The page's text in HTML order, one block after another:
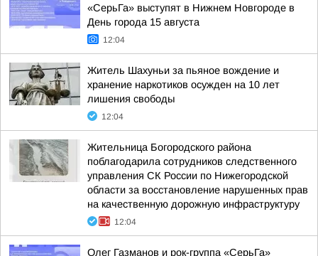
«СерьГа» выступят в Нижнем Новгороде в
День города 15 августа
12:04
Житель Шахуньи за пьяное вождение и
хранение наркотиков осужден на 10 лет
лишения свободы
12:04
Жительница Богородского района
поблагодарила сотрудников следственного
управления СК России по Нижегородской
области за восстановление нарушенных прав
на качественную дорожную инфраструктуру
12:04
Олег Газманов и рок-группа «СерьГа»